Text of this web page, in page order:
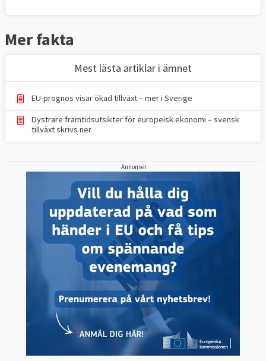
Mer fakta
Mest lästa artiklar i ämnet
EU-prognos visar ökad tillväxt – mer i Sverige
Dystrare framtidsutsikter för europeisk ekonomi – svensk
tillväxt skrivs ner
Annonser